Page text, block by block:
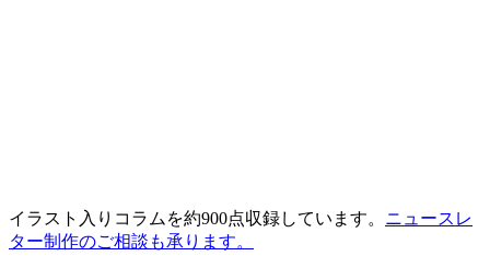
イラスト入りコラムを約900点収録しています。 ニュースレ
ター制作のご相談も承ります。